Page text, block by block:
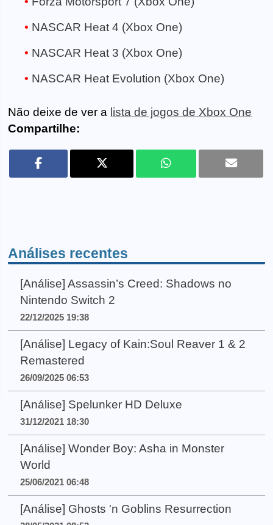
NASCAR Heat 4 (Xbox One)
NASCAR Heat 3 (Xbox One)
NASCAR Heat Evolution (Xbox One)
Não deixe de ver a lista de jogos de Xbox One
Compartilhe:
Análises recentes
[Análise] Assassin’s Creed: Shadows no
Nintendo Switch 2
22/12/2025 19:38
[Análise] Legacy of Kain:Soul Reaver 1 & 2
Remastered
26/09/2025 06:53
[Análise] Spelunker HD Deluxe
31/12/2021 18:30
[Análise] Wonder Boy: Asha in Monster
World
25/06/2021 06:48
[Análise] Ghosts 'n Goblins Resurrection